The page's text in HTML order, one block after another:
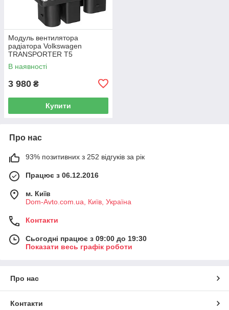
Модуль вентилятора
радіатора Volkswagen
TRANSPORTER T5
Фургон 03-15 7H0919506D
В наявності
3 980 ₴
Купити
Про нас
93% позитивних з 252 відгуків за рік
Працює з 06.12.2016
м. Київ
Dom-Avto.com.ua, Київ, Україна
Контакти
Сьогодні працює з 09:00 до 19:30
Показати весь графік роботи
Про нас
Контакти